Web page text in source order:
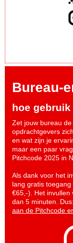
Bureau-
hoe
Zet jouw bureau
opdrachtgevers
en wat zijn je
maar een paar
Pitchcode 2025 in
Als dank voor het
lang gratis
€65,-). Het invullen
dan 5 minuten.
aan de Pitchcode